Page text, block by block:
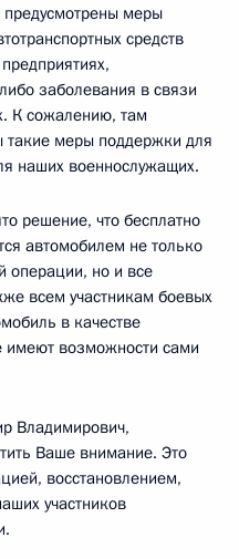
меры
средств
заболевания в связи
К сожалению, там
такие меры поддержки для
наших военнослужащих.
решение, что бесплатно
автомобилем не только
операции, но и все
всем участникам боевых
в качестве
имеют возможности сами
Владимирович,
Ваше внимание. Это
восстановлением,
участников